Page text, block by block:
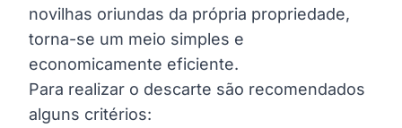
novilhas oriundas da própria propriedade,
torna-se um meio simples e
economicamente eficiente.
Para realizar o descarte são recomendados
alguns critérios: